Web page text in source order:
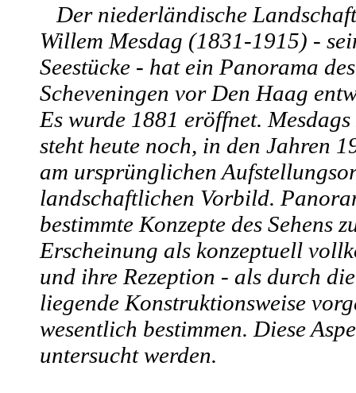
Der niederländische
Willem Mesdag (1831-1915) -
Seestücke - hat ein Panorama
Scheveningen vor Den Haag
Es wurde 1881 eröffnet.
steht heute noch, in den Jahren
am ursprünglichen
landschaftlichen Vorbild.
bestimmte Konzepte des Sehens
Erscheinung als konzeptuell
und ihre Rezeption - als durch
liegende Konstruktionsweise
wesentlich bestimmen. Diese
untersucht werden.